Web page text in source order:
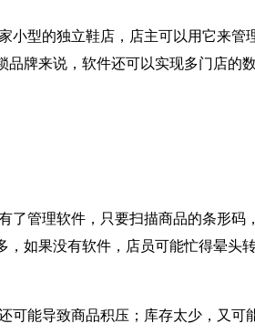
小型的独立鞋店，店主可以用它来管
牌来说，软件还可以实现多门店的
了管理软件，只要扫描商品的条形码
如果没有软件，店员可能忙得晕头
可能导致商品积压；库存太少，又可